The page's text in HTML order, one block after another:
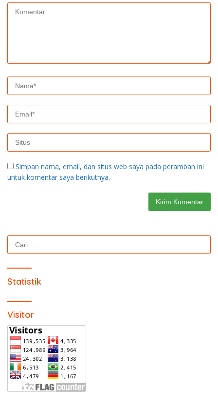
Simpan nama, email, dan situs web saya pada peramban ini
untuk komentar saya berikutnya.
Cari
untuk:
Statistik
Visitor